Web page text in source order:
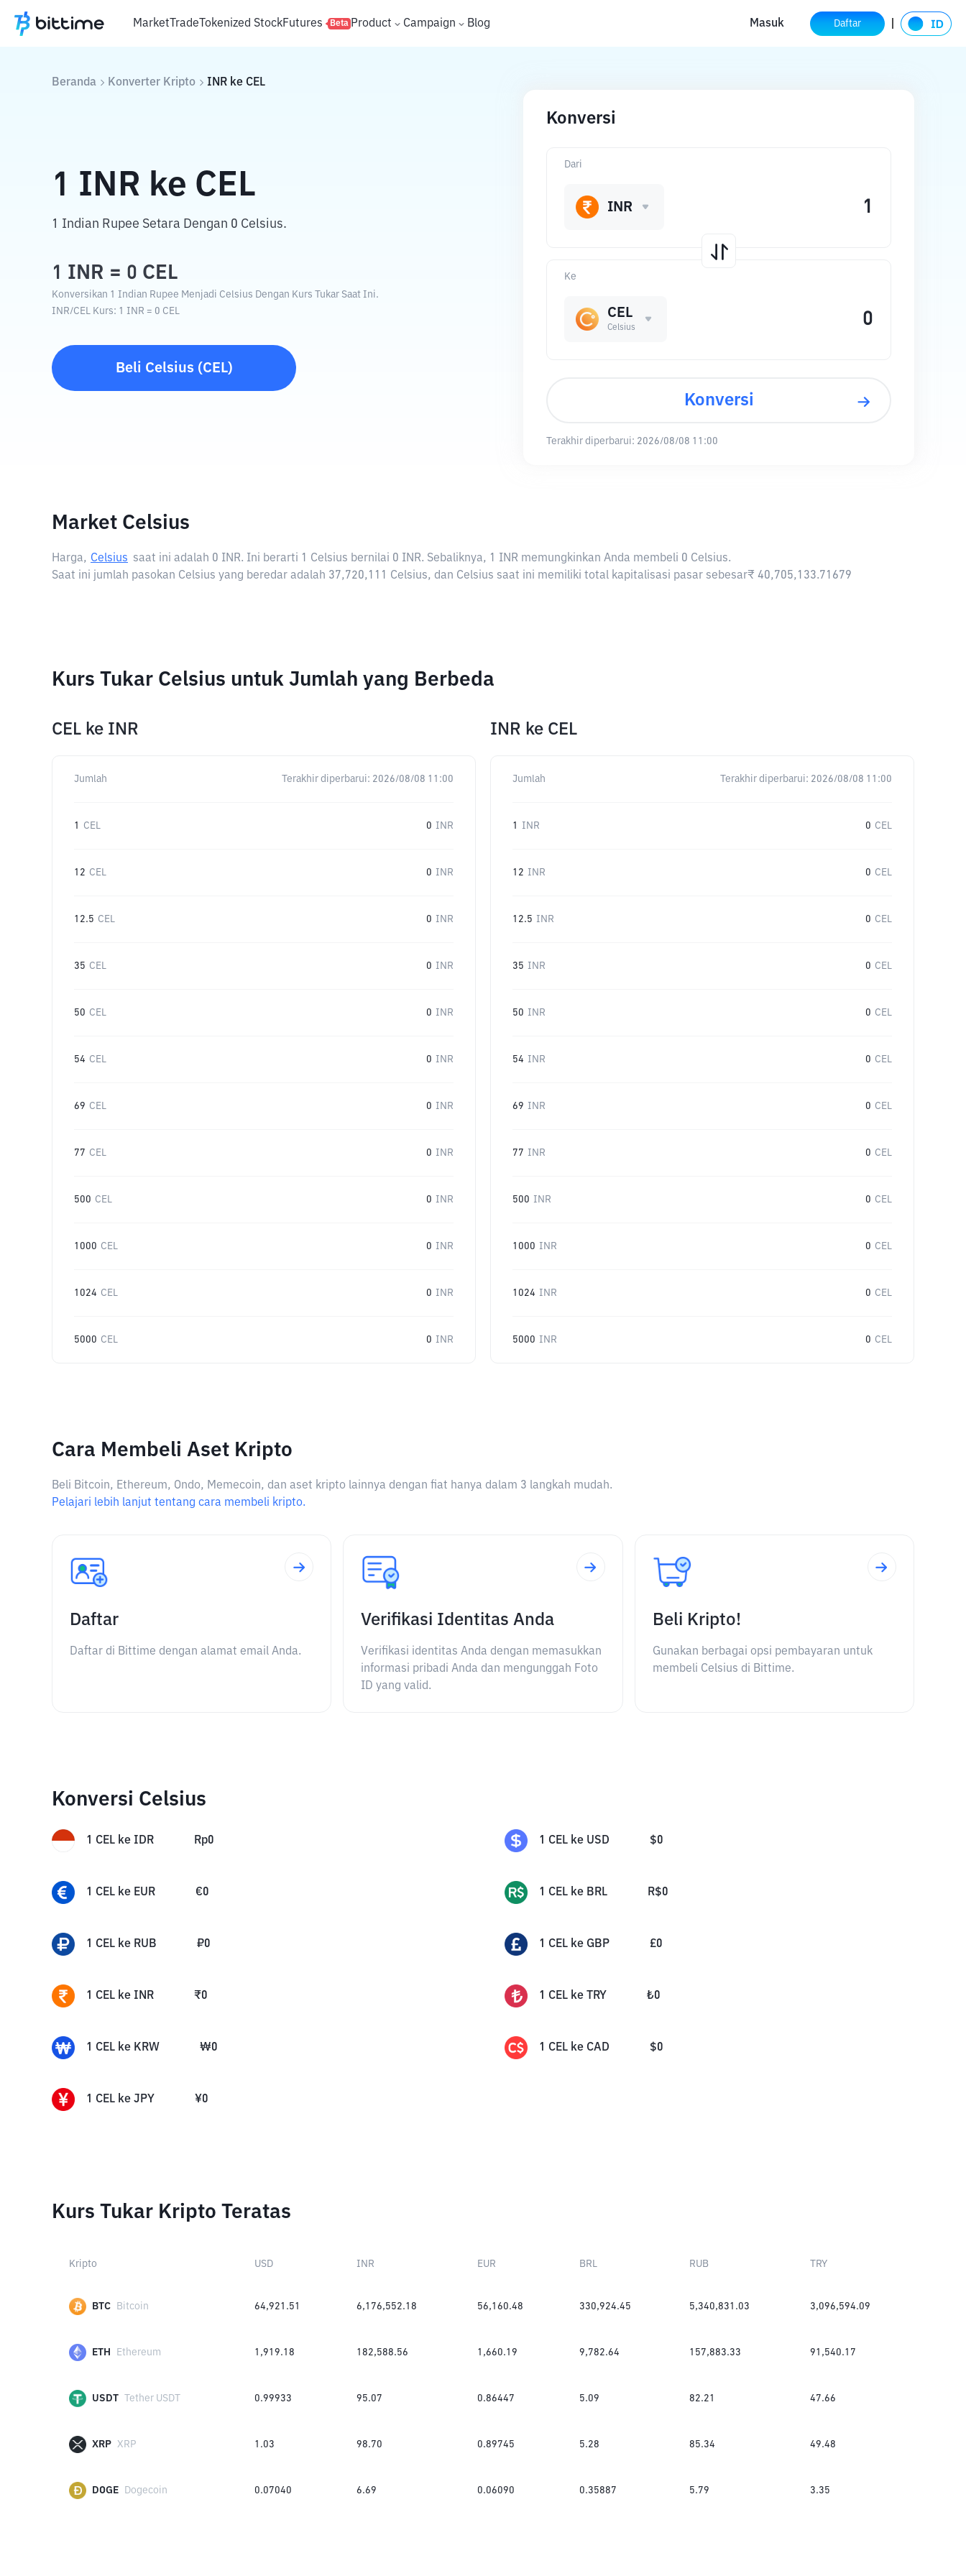
MarketTradeTokenized StockFutures Beta Product Campaign Blog Masuk Daftar
Beranda Konverter Kripto INR ke CEL
1 INR ke CEL
1 Indian Rupee Setara Dengan 0 Celsius.
1 INR = 0 CEL
Konversikan 1 Indian Rupee Menjadi Celsius Dengan Kurs Tukar Saat Ini.
INR/CEL Kurs: 1 INR = 0 CEL
Beli Celsius(CEL)
Konversi
Ke
CEL
Celsius
Dari
INR
Konversi
Terakhir diperbarui: 2026/08/08 11:00
Market Celsius
Harga, Celsius saat ini adalah 0 INR. Ini berarti 1 Celsius bernilai 0 INR. Sebaliknya, 1 INR memungkinkan Anda membeli 0 Celsius.
Saat ini jumlah pasokan Celsius yang beredar adalah 37,720,111 Celsius, dan Celsius saat ini memiliki total kapitalisasi pasar sebesar₹ 40,705,133.71679
Kurs Tukar Celsius untuk Jumlah yang Berbeda
CEL ke INR
Jumlah Terakhir diperbarui: 2026/08/08 11:00
1 CEL 0 INR
12 CEL 0 INR
12.5 CEL 0 INR
35 CEL 0 INR
50 CEL 0 INR
54 CEL 0 INR
69 CEL 0 INR
77 CEL 0 INR
500 CEL 0 INR
1000 CEL 0 INR
1024 CEL 0 INR
5000 CEL 0 INR
INR ke CEL
Jumlah Terakhir diperbarui: 2026/08/08 11:00
1 INR 0 CEL
12 INR 0 CEL
12.5 INR 0 CEL
35 INR 0 CEL
50 INR 0 CEL
54 INR 0 CEL
69 INR 0 CEL
77 INR 0 CEL
500 INR 0 CEL
1000 INR 0 CEL
1024 INR 0 CEL
5000 INR 0 CEL
Cara Membeli Aset Kripto
Beli Bitcoin, Ethereum, Ondo, Memecoin, dan aset kripto lainnya dengan fiat hanya dalam 3 langkah mudah.
Pelajari lebih lanjut tentang cara membeli kripto.
Daftar
Daftar di Bittime dengan alamat email Anda.
Verifikasi Identitas Anda
Verifikasi identitas Anda dengan memasukkan
informasi pribadi Anda dan mengunggah Foto
ID yang valid.
Beli Kripto!
Gunakan berbagai opsi pembayaran untuk
membeli Celsius di Bittime.
Konversi Celsius
1 CEL ke IDR Rp0 1 CEL ke USD $0
1 CEL ke EUR €0 1 CEL ke BRL R$0
1 CEL ke RUB ₽0 1 CEL ke GBP £0
1 CEL ke INR ₹0 1 CEL ke TRY ₺0
1 CEL ke KRW ₩0 1 CEL ke CAD $0
1 CEL ke JPY ¥0
Kurs Tukar Kripto Teratas
Kripto USD INR EUR BRL RUB TRY
BTC Bitcoin 64,921.51 6,176,552.18 56,160.48 330,924.45 5,340,831.03 3,096,594.09
ETH Ethereum 1,919.18 182,588.56 1,660.19 9,782.64 157,883.33 91,540.17
USDT Tether USDT 0.99933 95.07 0.86447 5.09 82.21 47.66
XRP XRP 1.03 98.70 0.89745 5.28 85.34 49.48
DOGE Dogecoin 0.07040 6.69 0.06090 0.35887 5.79 3.35